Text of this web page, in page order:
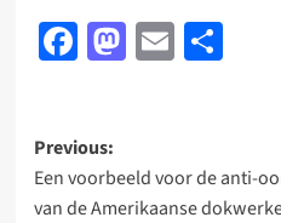
Facebook
Mastodon
Email
Post
navigation
Previous:
Een voorbeeld voor de anti-
van de Amerikaanse